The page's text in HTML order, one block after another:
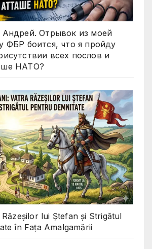
Андрей. Отрывок из моей
ФБР боится, что я пройду
всех послов и
НАТО?
Răzeșilor lui Ștefan și Strigătul
în Fața Amalgamării